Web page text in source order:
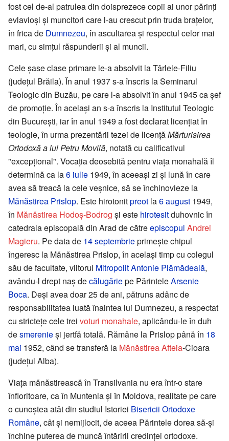
fost cel de-al patrulea din doisprezece copii ai unor părinţi
evlavioşi şi muncitori care l-au crescut prin truda braţelor,
în frica de Dumnezeu, în ascultarea şi respectul celor mai
mari, cu simţul răspunderii şi al muncii.
Cele şase clase primare le-a absolvit la Târlele-Filiu
(judeţul Brăila). În anul 1937 s-a înscris la Seminarul
Teologic din Buzău, pe care l-a absolvit în anul 1945 ca şef
de promoţie. În acelaşi an s-a înscris la Institutul Teologic
din Bucureşti, iar în anul 1949 a fost declarat licenţiat în
teologie, în urma prezentării tezei de licenţăMărturisirea
Ortodoxă a lui Petru Movilă, notată cu calificativul
"excepţional". Vocaţia deosebită pentru viaţa monahală îl
determină ca la6 iulie 1949, în aceeaşi zi şi lună în care
avea să treacă la cele veşnice, să se închinovieze la
Mănăstirea Prislop. Este hirotonitpreot la6 august 1949,
în Mănăstirea Hodoş-Bodrog şi este hirotesitduhovnic în
catedrala episcopală din Arad de cătreepiscopul Andrei
Magieru. Pe data de 14 septembrieprimeşte chipul
îngeresc la Mănăstirea Prislop, în acelaşi timp cu colegul
său de facultate, viitorul MitropolitAntonie Plămădeală,
avându-l drept naş decălugăriepe PărinteleArsenie
Boca. Deşi avea doar 25 de ani, pătruns adânc de
responsabilitatea luată înaintea lui Dumnezeu, a respectat
cu stricteţe cele trei voturi monahale, aplicându-le în duh
desmerenieşi jertfă totală. Rămâne la Prislop până în 18
mai 1952, când se transferă la Mănăstirea Afteia-Cioara
(judeţul Alba).
Viaţa mănăstirească în Transilvania nu era într-o stare
înfloritoare, ca în Muntenia şi în Moldova, realitate pe care
o cunoştea atât din studiul Istoriei Bisericii Ortodoxe
Române, cât şi nemijlocit, de aceea Părintele dorea să-şi
închine puterea de muncă întăririi credinţei ortodoxe.